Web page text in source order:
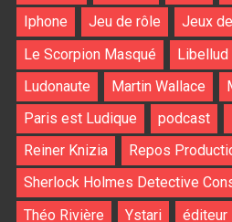
Iphone
Jeu de rôle Jeux
Le Scorpion Masqué
Libellud
Ludonaute
Martin Wallace
Paris est Ludique
podcast
Reiner Knizia
Repos
Sherlock Holmes Detective
Théo Rivière
Ystari éditeur